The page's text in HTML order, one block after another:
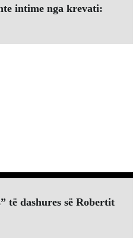
intime nga krevati:
të dashures së Robertit